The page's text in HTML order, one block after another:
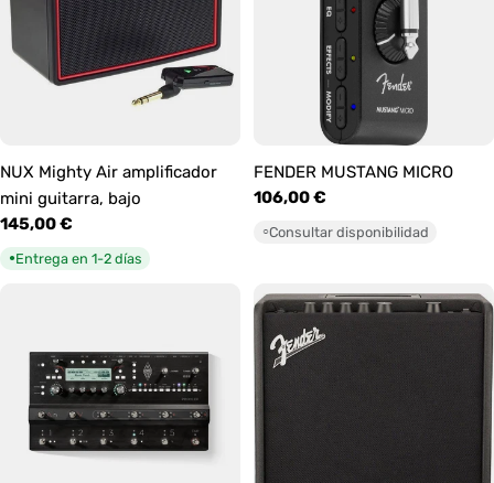
NUX Mighty Air amplificador
mini guitarra, bajo
Precio
habitual
145,00 €
●Entrega en 1-2 días
FENDER MUSTANG MICRO
Precio
106,00 €
○Consultar disponibilidad